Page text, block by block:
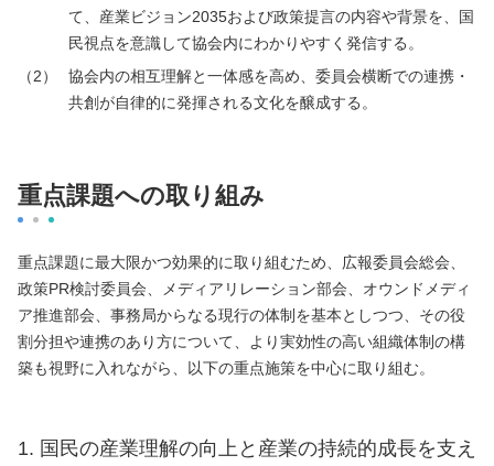
て、産業ビジョン2035および政策提言の内容や背景を、国
民視点を意識して協会内にわかりやすく発信する。
協会内の相互理解と一体感を高め、委員会横断での連携・
共創が自律的に発揮される文化を醸成する。
重点課題への取り組み
重点課題に最大限かつ効果的に取り組むため、広報委員会総会、
政策PR検討委員会、メディアリレーション部会、オウンドメディ
ア推進部会、事務局からなる現行の体制を基本としつつ、その役
割分担や連携のあり方について、より実効性の高い組織体制の構
築も視野に入れながら、以下の重点施策を中心に取り組む。
1. 国民の産業理解の向上と産業の持続的成長を支え